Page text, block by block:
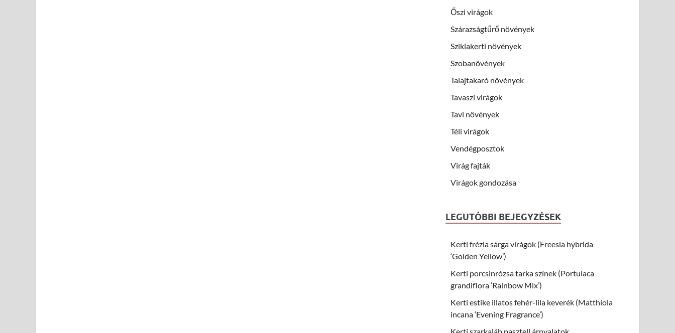
Őszi virágok
Szárazságtűrő növények
Sziklakerti növények
Szobanövények
Talajtakaró növények
Tavaszi virágok
Tavi növények
Téli virágok
Vendégposztok
Virág fajták
Virágok gondozása
LEGUTÓBBI BEJEGYZÉSEK
Kerti frézia sárga virágok (Freesia hybrida
‘Golden Yellow’)
Kerti porcsinrózsa tarka színek (Portulaca
grandiflora ‘Rainbow Mix’)
Kerti estike illatos fehér-lila keverék (Matthiola
incana ‘Evening Fragrance’)